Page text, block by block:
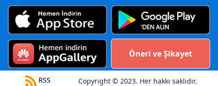
Öneri ve Şikayet
RSS Copyright © 2023. Her hakkı saklıdır.